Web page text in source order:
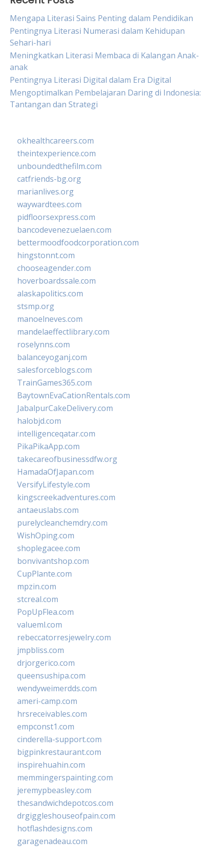
Mengapa Literasi Sains Penting dalam Pendidikan
Pentingnya Literasi Numerasi dalam Kehidupan
Sehari-hari
Meningkatkan Literasi Membaca di Kalangan Anak-
anak
Pentingnya Literasi Digital dalam Era Digital
Mengoptimalkan Pembelajaran Daring di Indonesia:
Tantangan dan Strategi
okhealthcareers.com
theintexperience.com
unboundedthefilm.com
catfriends-bg.org
marianlives.org
waywardtees.com
pidfloorsexpress.com
bancodevenezuelaen.com
bettermoodfoodcorporation.com
hingstonnt.com
chooseagender.com
hoverboardssale.com
alaskapolitics.com
stsmp.org
manoelneves.com
mandelaeffectlibrary.com
roselynns.com
balanceyoganj.com
salesforceblogs.com
TrainGames365.com
BaytownEvaCationRentals.com
JabalpurCakeDelivery.com
halobjd.com
intelligenceqatar.com
PikaPikaApp.com
takecareofbusinessdfw.org
HamadaOfJapan.com
VersifyLifestyle.com
kingscreekadventures.com
antaeuslabs.com
purelycleanchemdry.com
WishOping.com
shoplegacee.com
bonvivantshop.com
CupPlante.com
mpzin.com
stcreal.com
PopUpFlea.com
valueml.com
rebeccatorresjewelry.com
jmpbliss.com
drjorgerico.com
queensushipa.com
wendyweimerdds.com
ameri-camp.com
hrsreceivables.com
empconst1.com
cinderella-support.com
bigpinkrestaurant.com
inspirehuahin.com
memmingerspainting.com
jeremypbeasley.com
thesandwichdepotcos.com
drgiggleshouseofpain.com
hotflashdesigns.com
garagenadeau.com